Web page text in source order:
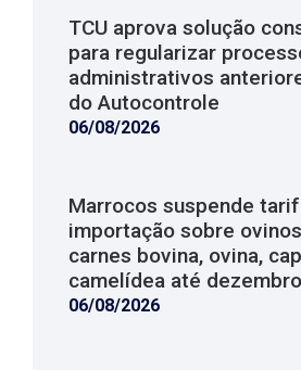
TCU aprova solução
para regularizar
administrativos
do Autocontrole
06/08/2026
Marrocos suspende
importação sobre
carnes bovina, ovina,
camelídea até
06/08/2026